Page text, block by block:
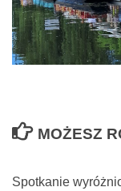
MOŻESZ
Spotkanie